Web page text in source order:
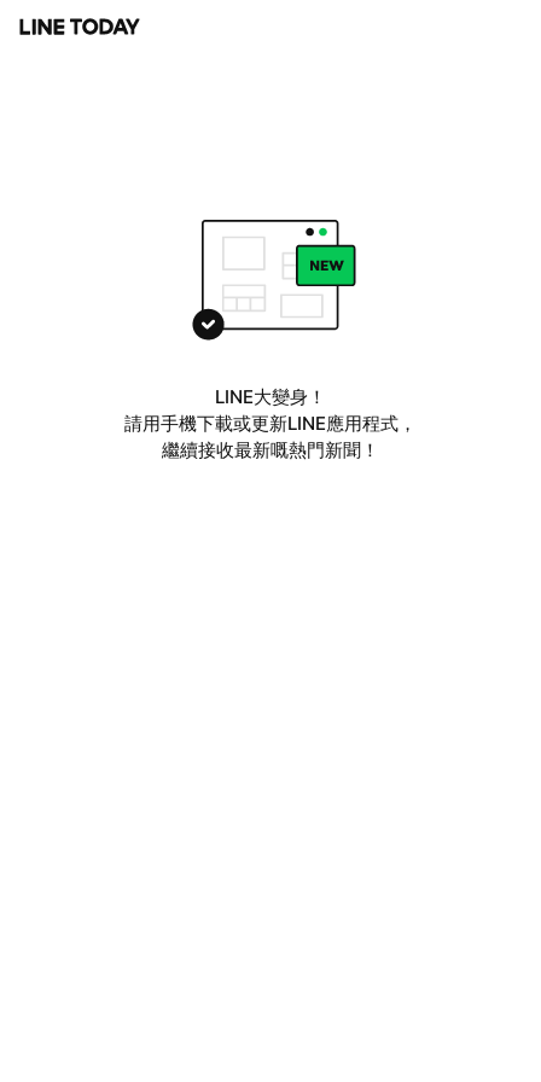
LINE大變身！
請用手機下載或更新LINE應用程式，
繼續接收最新嘅熱門新聞！